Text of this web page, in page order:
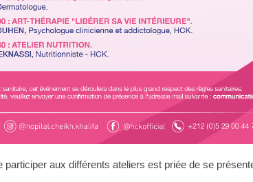
participer aux différents ateliers est priée de se